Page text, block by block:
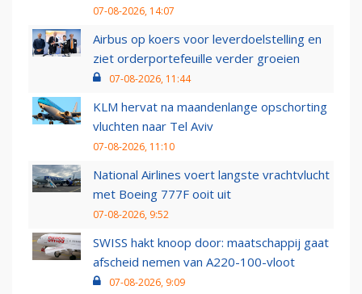
07-08-2026, 14:07
Airbus op koers voor leverdoelstelling en
ziet orderportefeuille verder groeien
07-08-2026, 11:44
KLM hervat na maandenlange opschorting
vluchten naar Tel Aviv
07-08-2026, 11:10
National Airlines voert langste vrachtvlucht
met Boeing 777F ooit uit
07-08-2026, 9:52
SWISS hakt knoop door: maatschappij gaat
afscheid nemen van A220-100-vloot
07-08-2026, 9:09